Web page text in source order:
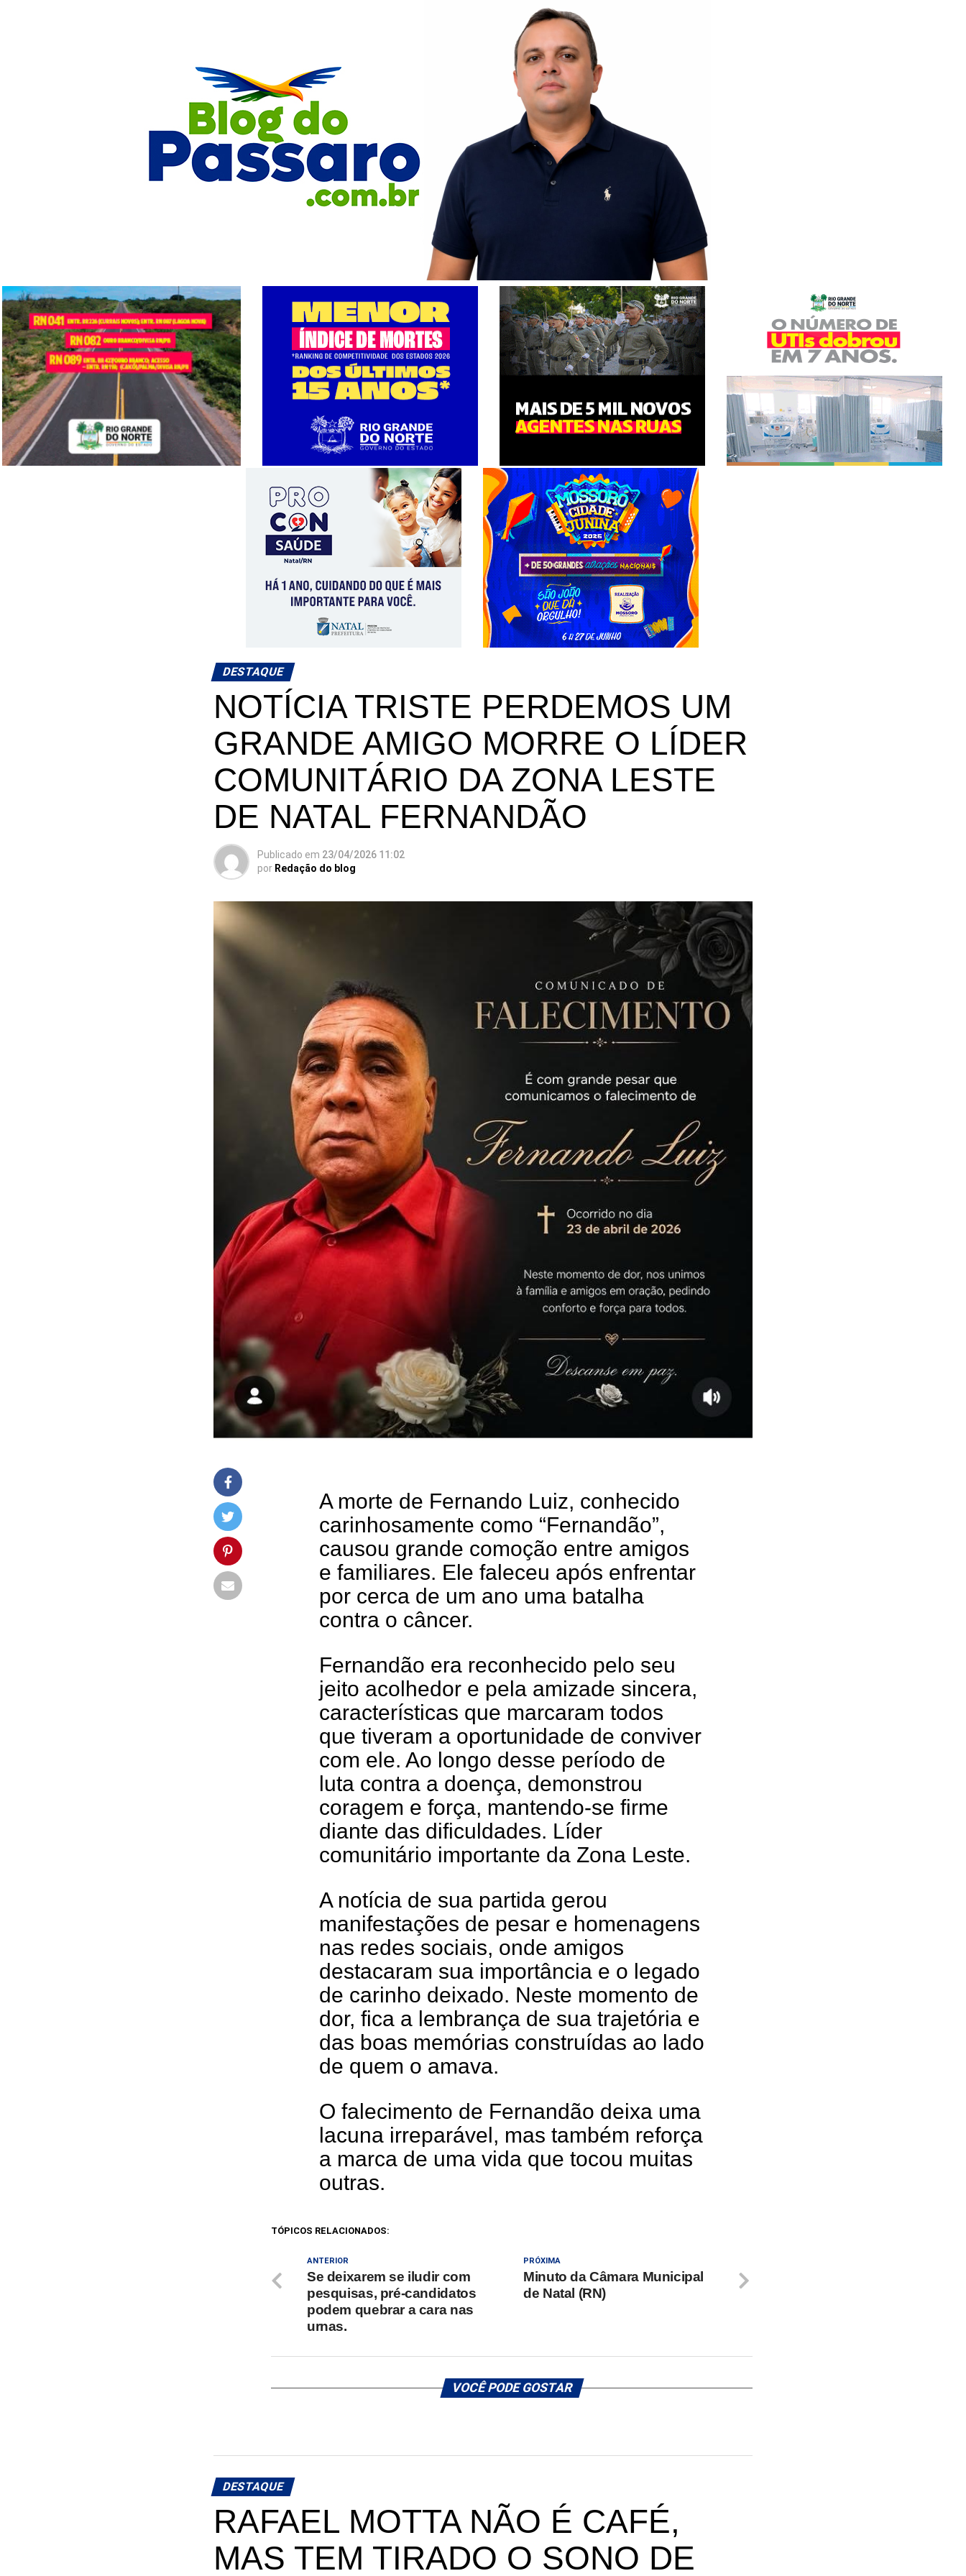
DESTAQUE
NOTÍCIA TRISTE PERDEMOS UM
GRANDE AMIGO MORRE O LÍDER
COMUNITÁRIO DA ZONA LESTE
DE NATAL FERNANDÃO
Publicado em 23/04/2026 11:02
por Redação do blog
A morte de Fernando Luiz, conhecido
carinhosamente como “Fernandão”,
causou grande comoção entre amigos
e familiares. Ele faleceu após enfrentar
por cerca de um ano uma batalha
contra o câncer.
Fernandão era reconhecido pelo seu
jeito acolhedor e pela amizade sincera,
características que marcaram todos
que tiveram a oportunidade de conviver
com ele. Ao longo desse período de
luta contra a doença, demonstrou
coragem e força, mantendo-se firme
diante das dificuldades. Líder
comunitário importante da Zona Leste.
A notícia de sua partida gerou
manifestações de pesar e homenagens
nas redes sociais, onde amigos
destacaram sua importância e o legado
de carinho deixado. Neste momento de
dor, fica a lembrança de sua trajetória e
das boas memórias construídas ao lado
de quem o amava.
O falecimento de Fernandão deixa uma
lacuna irreparável, mas também reforça
a marca de uma vida que tocou muitas
outras.
TÓPICOS RELACIONADOS:
PRÓXIMA
Minuto da Câmara Municipal
de Natal (RN)
ANTERIOR
Se deixarem se iludir com
pesquisas, pré-candidatos
podem quebrar a cara nas
urnas.
VOCÊ PODE GOSTAR
DESTAQUE
RAFAEL MOTTA NÃO É CAFÉ,
MAS TEM TIRADO O SONO DE